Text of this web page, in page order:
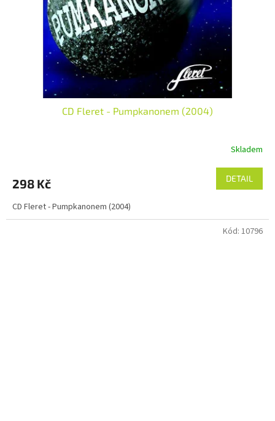
CD Fleret - Pumpkanonem (2004)
Skladem
298 Kč DETAIL
CD Fleret - Pumpkanonem (2004)
Kód: 10796